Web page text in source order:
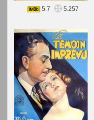
5.7 5.257